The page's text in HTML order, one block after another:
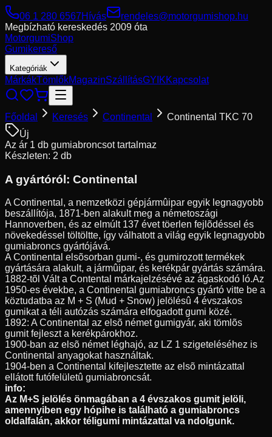
06 1 280 6567Hívás
rendeles@motorgumishop.hu
Megbízható kereskedés 2009 óta
MotorgumiShop
Gumikereső
Kategóriák
MárkákTömlőkMagazinSzállításGYIKKapcsolat
Főoldal Keresés Continental
Continental TKC 70
Új
Az ár 1 db gumiabroncsot tartalmaz
Készleten: 2 db
A gyártóról: Continental
A Continental, a nemzetközi gépjármûipar egyik legnagyobb
beszállítója, 1871-ben alakult meg a németoszági
Hannoverben, és az elmúlt 137 évet töerlen fejlõdéssel és
növekedéssel töltöltte, így válhatott a világ egyik legnagyobb
gumiabroncs gyártójává.
A Continental elsõsorban gumi-, és gumirozott termékek
gyártására alakult, a jármûipar, és kerékpár gyártás számára.
1882-tõl Vált a Contental márkajelzésévé az ágaskodó ló.Az
1950-es évekbe, a Continental gumiabroncs gyártó vitte be a
köztudatba az M + S (Mud + Snow) jelölésû 4 évszakos
gumikat a téli autózás számára elfogadott gumi közé.
1892: A Continental az elsõ német gumigyár, aki tömlõs
gumit fejleszt a kerékpárokhoz.
1900-ban az elsõ német léghajó, az LZ 1 szigeteléséhez is
Continental anyagokat használtak.
1904-ben a Continental kifejlesztette az elsõ mintázattal
ellátott futófelületû gumiabroncsát.
info:
Az M+S jelölés önmagában a 4 évszakos gumit jelöli,
amennyiben egy hópihe is található a gumiabroncs
oldalfalán, akkor téligumi mintázattal va ndolgunk.